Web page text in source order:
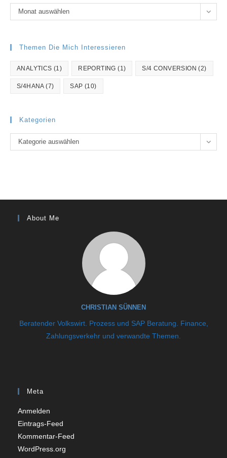
Archiv
Monat auswählen
Themen Die Mich Interessieren
ANALYTICS (1) REPORTING (1) S/4 CONVERSION (2)
S/4HANA(7) SAP (10)
Kategorien
Kategorien
Kategorie auswählen
About Me
CHRISTIAN SÜNNEN
Beratender Volkswirt. Prozess und SAP Beratung. Finance,
Zahlungsverkehr und verwandte Themen.
Meta
Anmelden
Eintrags-Feed
Kommentar-Feed
WordPress.org